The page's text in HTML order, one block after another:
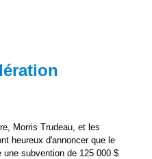
Morris Trudeau, et les
heureux d'annoncer que le
une subvention de 125 000 $